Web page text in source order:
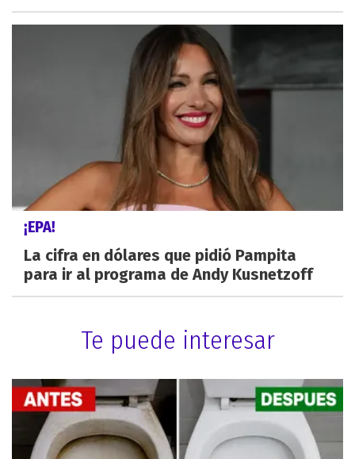
¡EPA!
La cifra en dólares que pidió Pampita
para ir al programa de Andy Kusnetzoff
Te puede interesar